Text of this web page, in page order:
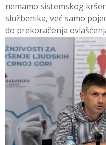
nemamo sistemskog
službenika, već samo
do prekoračenja